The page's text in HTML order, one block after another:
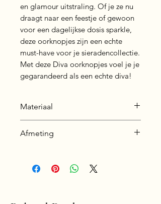
en glamour uitstraling. Of je ze nu
draagt naar een feestje of gewoon
voor een dagelijkse dosis sparkle,
deze oorknopjes zijn een echte
must-have voor je sieradencollectie.
Met deze Diva oorknopjes voel je je
gegarandeerd als een echte diva!
Materiaal
plating: silver + E-Coat (Anti-
Steen: Cubic zirconia
Afmeting
Lengte: 4 mm